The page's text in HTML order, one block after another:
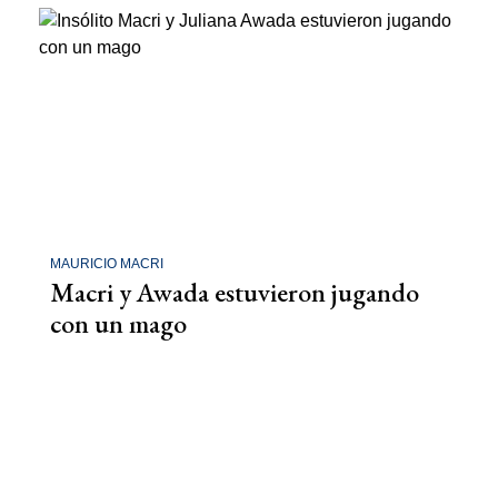
MAURICIO MACRI
Macri y Awada estuvieron jugando
con un mago